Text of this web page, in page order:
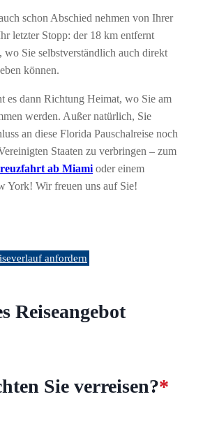
schon Abschied nehmen von Ihrer
letzter Stopp: der 18 km entfernt
wo Sie selbstverständlich auch direkt
können.
es dann Richtung Heimat, wo Sie am
werden. Außer natürlich, Sie
an diese Florida Pauschalreise noch
Staaten zu verbringen – zum
ab Miami oder einem
York! Wir freuen uns auf Sie!
anfordern
Reiseangebot
Sie verreisen?*